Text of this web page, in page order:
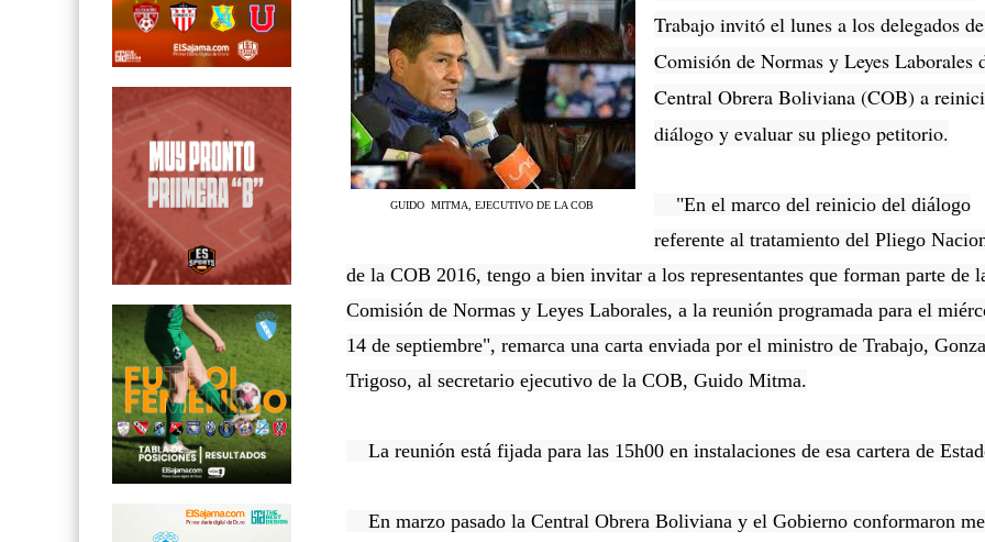
GUIDO MITMA, EJECUTIVO DE LA COB
Trabajo invitó el lunes a los delegados
Comisión de Normas y Leyes Laborales
Central Obrera Boliviana (COB) a
diálogo y evaluar su pliego petitorio.
"En el marco del reinicio del diálogo
referente al tratamiento del Pliego
de la COB 2016, tengo a bien invitar a los representantes que forman parte de
Comisión de Normas y Leyes Laborales, a la reunión programada para el
14 de septiembre", remarca una carta enviada por el ministro de Trabajo,
Trigoso, al secretario ejecutivo de la COB, Guido Mitma.
La reunión está fijada para las 15h00 en instalaciones de esa cartera de
En marzo pasado la Central Obrera Boliviana y el Gobierno conformaron